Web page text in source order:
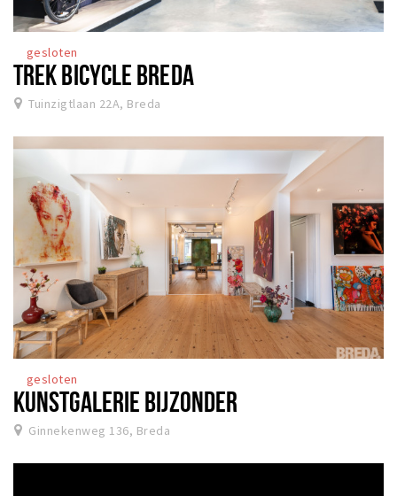
gesloten
TREK BICYCLE BREDA
Tuinzigtlaan 22A, Breda
gesloten
KUNSTGALERIE BIJZONDER
Ginnekenweg 136, Breda